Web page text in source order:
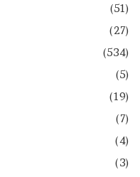
(51)
(27)
(534)
(5)
(19)
(7)
(4)
(3)